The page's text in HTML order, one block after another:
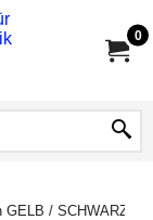
0
/ SCHWARZ